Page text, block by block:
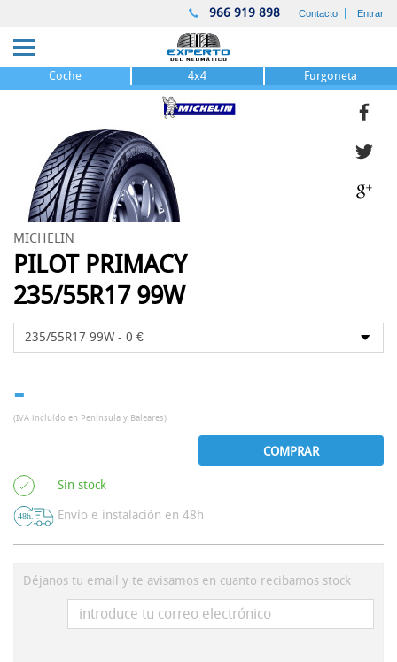
966 919 898 Contacto Entrar
Coche 4x4 Furgoneta
MICHELIN
PILOT PRIMACY
235/55R17 99W
-
(IVA incluído en Península y Baleares)
COMPRAR
Sin stock
Envío e instalación en 48h
Déjanos tu email y te avisamos en cuanto recibamos stock